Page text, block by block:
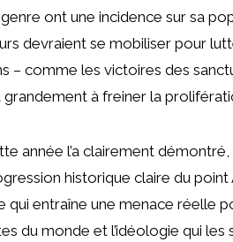
ont une incidence sur sa
devraient se mobiliser pour
– comme les victoires des
à freiner la
année l’a clairement
historique claire du point
qui entraîne une menace réelle
du monde et l’idéologie qui